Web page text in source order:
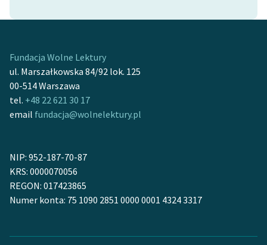
Ręce pełne poezji
twórców przechodzących
do domeny publicznej,
lektur szkolnych oraz
Starego Testamentu
Odkurzamy bohaterów
Lektur
O nas
Kontakt
Fundacja Wolne Lektury
ul. Marszałkowska 84/92 lok. 125
00-514 Warszawa
tel. +48 22 621 30 17
email fundacja@wolnelektury.pl
NIP: 952-187-70-87
KRS: 0000070056
REGON: 017423865
Numer konta: 75 1090 2851 0000 0001 4324 3317